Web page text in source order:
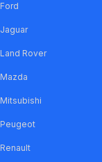
Ford
Jaguar
Land Rover
Mazda
Mitsubishi
Peugeot
Renault